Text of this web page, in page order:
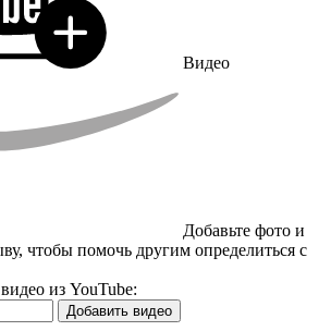
Видео
Добавьте фото и
чтобы помочь другим определиться с
из YouTube:
Добавить видео